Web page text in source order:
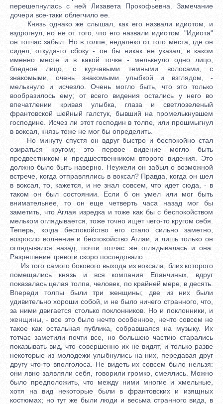
перешепнулась с ней Лизавета Прокофьевна. Замечание
дочери все-таки облегчило ее.
Князь однако же слышал, как его назвали идиотом, и
вздрогнул, но не от того, что его назвали идиотом. "Идиота"
он тотчас забыл. Но в толпе, недалеко от того места, где он
сидел, откуда-то сбоку - он бы никак не указал, в каком
именно месте и в какой точке - мелькнуло одно лицо,
бледное лицо, с курчавыми темными волосами, с
знакомыми, очень знакомыми улыбкой и взглядом, -
мелькнуло и исчезло. Очень могло быть, что это только
вообразилось ему; от всего видения остались у него во
впечатлении кривая улыбка, глаза и светлозеленый
франтовской шейный галстук, бывший на промелькнувшем
господине. Исчез ли этот господин в толпе, или прошмыгнул
в воксал, князь тоже не мог бы определить.
Но минуту спустя он вдруг быстро и беспокойно стал
озираться кругом; это первое видение могло быть
предвестником и предшественником второго видения. Это
должно было быть наверно. Неужели он забыл о возможной
встрече, когда отправлялись в воксал? Правда, когда он шел
в воксал, то, кажется, и не знал совсем, что идет сюда, - в
таком он был состоянии. Если б он умел или мог быть
внимательнее, то он еще четверть часа назад мог бы
заметить, что Аглая изредка и тоже как бы с беспокойством
мельком оглядывается, тоже точно ищет чего-то кругом себя.
Теперь, когда беспокойство его стало сильно заметно,
возросло волнение и беспокойство Аглаи, и лишь только он
оглядывался назад, почти тотчас же оглядывалась и она.
Разрешение тревоги скоро последовало.
Из того самого бокового выхода из воксала, близ которого
помещались князь и вся компания Епанчиных, вдруг
показалась целая толпа, человек, по крайней мере, в десять.
Впереди толпы были три женщины; две из них были
удивительно хороши собой, и не было ничего странного, что,
за ними двигается столько поклонников. Но и поклонники, и
женщины, - все это было нечто особенное, нечто совсем не
такое как остальная публика, собравшаяся на музыку. Их
тотчас заметили почти все, но большею частию старались
показывать вид, что совершенно их не видят, и только разве
некоторые из молодежи улыбнулись на них, передавая друг
другу что-то вполголоса. Не видеть их совсем было нельзя:
они явно заявляли себя, говорили громко, смеялись. Можно
было предположить, что между ними многие и хмельные,
хотя на вид некоторые были в франтовских и изящных
костюмах; но тут же были люди и весьма странного вида, в